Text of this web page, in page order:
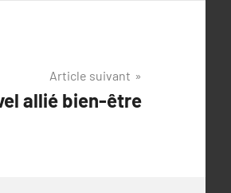
Article suivant
allié bien-être